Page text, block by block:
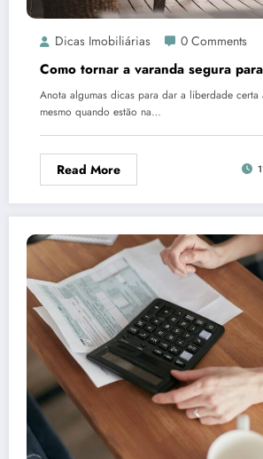
Dicas Imobiliárias 0 Comments
Como tornar a varanda segura
Anota algumas dicas para dar a liberdade certa
mesmo quando estão na…
Read More